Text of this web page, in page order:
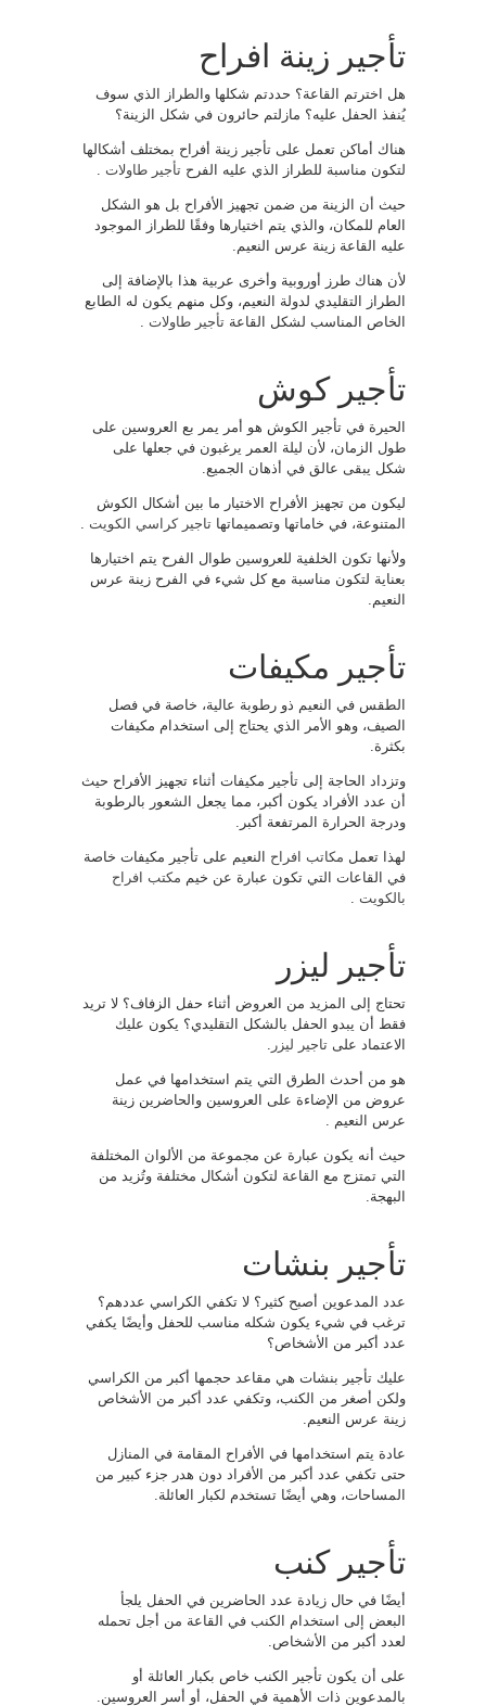
تأجير زينة افراح
هل اخترتم القاعة؟ حددتم شكلها والطراز الذي سوف
يُنفذ الحفل عليه؟ مازلتم حائرون في شكل الزينة؟
هناك أماكن تعمل على تأجير زينة أفراح بمختلف أشكالها
لتكون مناسبة للطراز الذي عليه الفرح تأجير طاولات
حيث أن الزينة من ضمن تجهيز الأفراح بل هو الشكل
العام للمكان، والذي يتم اختيارها وفقًا للطراز الموجود
عليه القاعة زينة عرس النعيم.
لأن هناك طرز أوروبية وأخرى عربية هذا بالإضافة إلى
الطراز التقليدي لدولة النعيم، وكل منهم يكون له الطابع
الخاص المناسب لشكل القاعة تأجير طاولات
تأجير كوش
الحيرة في تأجير الكوش هو أمر يمر بع العروسين على
طول الزمان، لأن ليلة العمر يرغبون في جعلها على
شكل يبقى عالق في أذهان الجميع.
ليكون من تجهيز الأفراح الاختيار ما بين أشكال الكوش
المتنوعة، في خاماتها وتصميماتها تاجير كراسي الكويت
ولأنها تكون الخلفية للعروسين طوال الفرح يتم اختيارها
بعناية لتكون مناسبة مع كل شيء في الفرح زينة عرس
النعيم.
تأجير مكيفات
الطقس في النعيم ذو رطوبة عالية، خاصة في فصل
الصيف، وهو الأمر الذي يحتاج إلى استخدام مكيفات
بكثرة.
وتزداد الحاجة إلى تأجير مكيفات أثناء تجهيز الأفراح حيث
أن عدد الأفراد يكون أكبر، مما يجعل الشعور بالرطوبة
ودرجة الحرارة المرتفعة أكبر.
لهذا تعمل مكاتب افراح النعيم على تأجير مكيفات خاصة
في القاعات التي تكون عبارة عن خيم مكتب افراح
بالكويت
تأجير ليزر
تحتاج إلى المزيد من العروض أثناء حفل الزفاف؟ لا تريد
فقط أن يبدو الحفل بالشكل التقليدي؟ يكون عليك
الاعتماد على تاجير ليزر
هو من أحدث الطرق التي يتم استخدامها في عمل
عروض من الإضاءة على العروسين والحاضرين زينة
عرس النعيم .
حيث أنه يكون عبارة عن مجموعة من الألوان المختلفة
التي تمتزج مع القاعة لتكون أشكال مختلفة وتُزيد من
البهجة.
تأجير بنشات
عدد المدعوين أصبح كثير؟ لا تكفي الكراسي عددهم؟
ترغب في شيء يكون شكله مناسب للحفل وأيضًا يكفي
عدد أكبر من الأشخاص؟
عليك تأجير بنشات هي مقاعد حجمها أكبر من الكراسي
ولكن أصغر من الكنب، وتكفي عدد أكبر من الأشخاص
زينة عرس النعيم.
عادة يتم استخدامها في الأفراح المقامة في المنازل
حتى تكفي عدد أكبر من الأفراد دون هدر جزء كبير من
المساحات، وهي أيضًا تستخدم لكبار العائلة.
تأجير كنب
أيضًا في حال زيادة عدد الحاضرين في الحفل يلجأ
البعض إلى استخدام الكنب في القاعة من أجل تحمله
لعدد أكبر من الأشخاص.
على أن يكون تأجير الكنب خاص بكبار العائلة أو
بالمدعوين ذات الأهمية في الحفل، أو أسر العروسين.